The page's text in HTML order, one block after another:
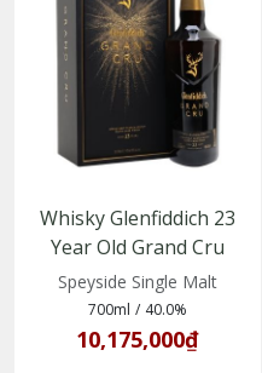
Whisky Glenfiddich 23
Year Old Grand Cru
(5010327015859)
Speyside Single Malt
700ml / 40.0%
10,175,000₫